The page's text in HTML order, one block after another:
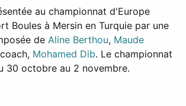
au championnat d'Europe
Boules à Mersin en Turquie par une
de Aline Berthou, Maude
Mohamed Dib. Le championnat
30 octobre au 2 novembre.